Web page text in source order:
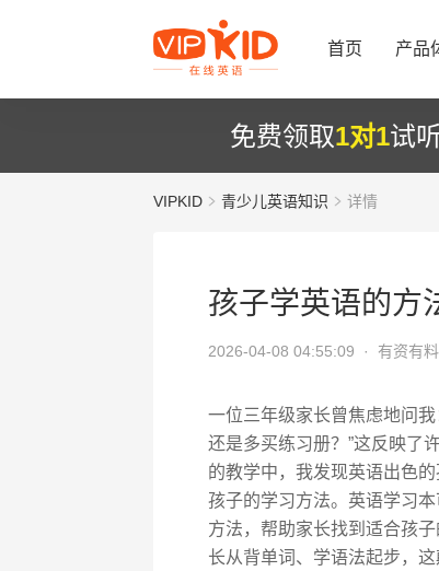
首页 产品
免费领取1对1试
VIPKID 青少儿英语知识 详情
孩子学英语的方
2026-04-08 04:55:09 · 有资有料
一位三年级家长曾焦虑地问
还是多买练习册？”这反映
的教学中，我发现英语出色的
孩子的学习方法。英语学习
方法，帮助家长找到适合孩
长从背单词、学语法起步，